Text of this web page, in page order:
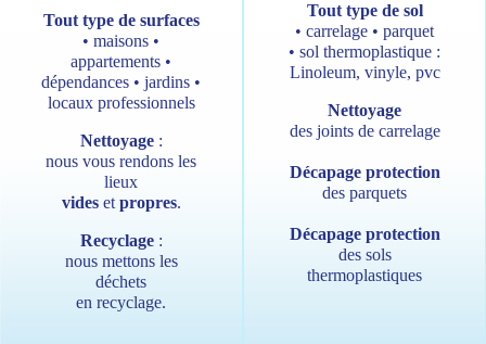
Tout type de surfaces
• maisons •
appartements •
dépendances • jardins •
locaux professionnels
Nettoyage:
nous vous rendons les
lieux
videset propres.
Recyclage:
nous mettons les
déchets
en recyclage.
Tout type de sol
• carrelage • parquet
• sol thermoplastique :
Linoleum, vinyle, pvc
Nettoyage
des joints de carrelage
Décapage protection
des parquets
Décapage protection
des sols
thermoplastiques